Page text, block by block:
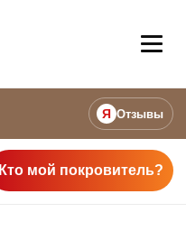
Я Отзывы
Кто мой покровитель?